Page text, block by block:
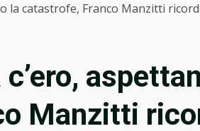
la catastrofe, Franco Manzitti
Manzitti